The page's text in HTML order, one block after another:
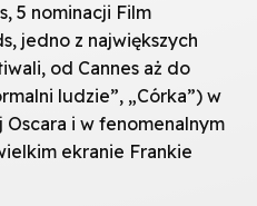
5 nominacji Film
jedno z największych
od Cannes aż do
ludzie”, „Córka”) w
i w fenomenalnym
ekranie Frankie